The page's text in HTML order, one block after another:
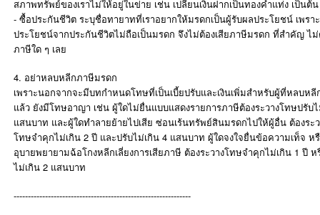
สภาพทรัพย์ของเราไม่ให้อยู่ในข่าย เช่น เปลี่ยนเงินฝากเป็นทองคำแท่ง เป็นต้น
- ซื้อประกันชีวิต ระบุชื่อทายาทที่เราอยากให้มรดกเป็นผู้รับผลประโยชน์ เพรา
ประโยชน์จากประกันชีวิตไม่ถือเป็นมรดก จึงไม่ต้องเสียภาษีมรดก ที่สำคัญ ไม่
ภาษีใด ๆ เลย
4. อย่าหลบหลีกภาษีมรดก
เพราะนอกจากจะมีบทกำหนดโทษที่เป็นเบี้ยปรับและเงินเพิ่มสำหรับผู้ที่หลบห
แล้ว ยังมีโทษอาญา เช่น ผู้ใดไม่ยื่นแบบแสดงรายการภาษีต้องระวางโทษปรับ
แสนบาท และผู้ใดทำลายย้ายไปเสีย ซ่อนเร้นทรัพย์สินมรดกไปให้ผู้อื่น ต้องระ
โทษจำคุกไม่เกิน 2 ปี และปรับไม่เกิน 4 แสนบาท ผู้ใดจงใจยื่นข้อความเท็จ ห
อุบายพยายามฉ้อโกงหลีกเลี่ยงการเสียภาษี ต้องระวางโทษจำคุกไม่เกิน 1 ปี ห
ไม่เกิน 2 แสนบาท
--------------------------------------------------------------